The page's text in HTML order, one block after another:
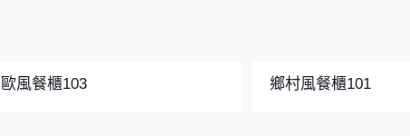
歐風餐櫃103 鄉村風餐櫃101